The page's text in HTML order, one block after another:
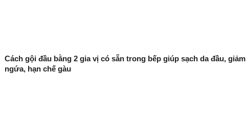
Cách gội đầu bằng 2 gia vị có sẵn trong bếp giúp sạch da đầu, giảm
ngứa, hạn chế gàu